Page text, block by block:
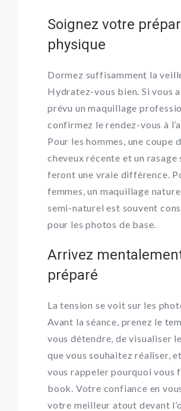
Soignez votre
physique
Dormez suffisamment la
Hydratez-vous bien. Si vous
prévu un maquillage
confirmez le rendez-vous à
Pour les hommes, une coupe
cheveux récente et un rasage
feront une vraie différence.
femmes, un maquillage
semi-naturel est souvent
pour les photos de base.
Arrivez
préparé
La tension se voit sur les
Avant la séance, prenez le
vous détendre, de visualiser
que vous souhaitez réaliser,
vous rappeler pourquoi vous
book. Votre confiance en
votre meilleur atout devant